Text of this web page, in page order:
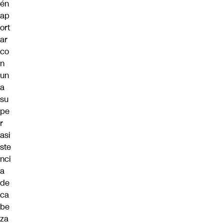
én
ap
ort
ar
co
n
un
a
su
pe
r
asi
ste
nci
a
de
ca
be
za